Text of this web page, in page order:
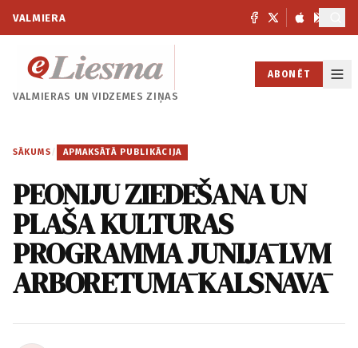
VALMIERA
VALMIERAS UNVIDZEMES ZIŅAS
ABONĒT
SĀKUMS / APMAKSĀTĀ PUBLIKĀCIJA
PEONIJU ZIEDĒŠANA UN
PLAŠA KULTŪRAS
PROGRAMMA JŪNIJĀ LVM
ARBORĒTUMĀ KALSNAVĀ